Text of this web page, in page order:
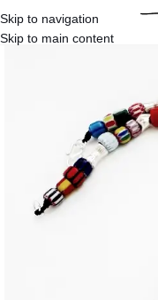
Skip to navigation
Skip to main content
Inicio Diseños Propios